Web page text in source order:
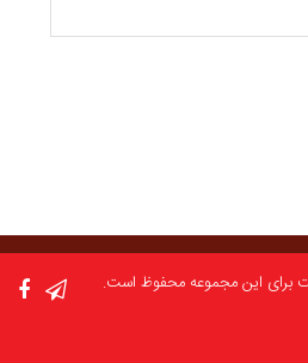
برای این مجموعه محفوظ است.